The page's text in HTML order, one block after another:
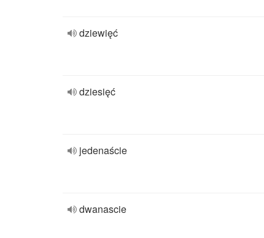
dziewięć
dziesięć
jedenaście
dwanascie